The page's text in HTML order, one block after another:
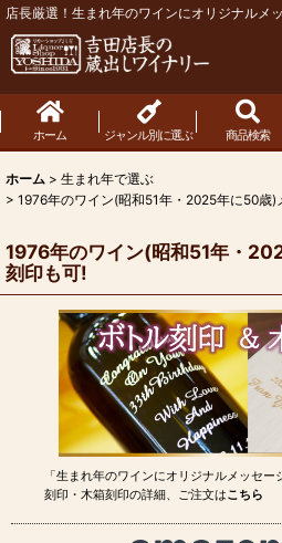
店長厳選！生まれ年のワインにオリジナルメ
ホーム ジャンル別に選ぶ 商品検索
ホーム > 生まれ年で選ぶ
> 1976年のワイン(昭和51年・2025年に50歳)
1976年のワイン(昭和51年・
刻印も可!
「生まれ年のワインにオリジナルメッセ
刻印・木箱刻印の詳細、ご注文はこちら